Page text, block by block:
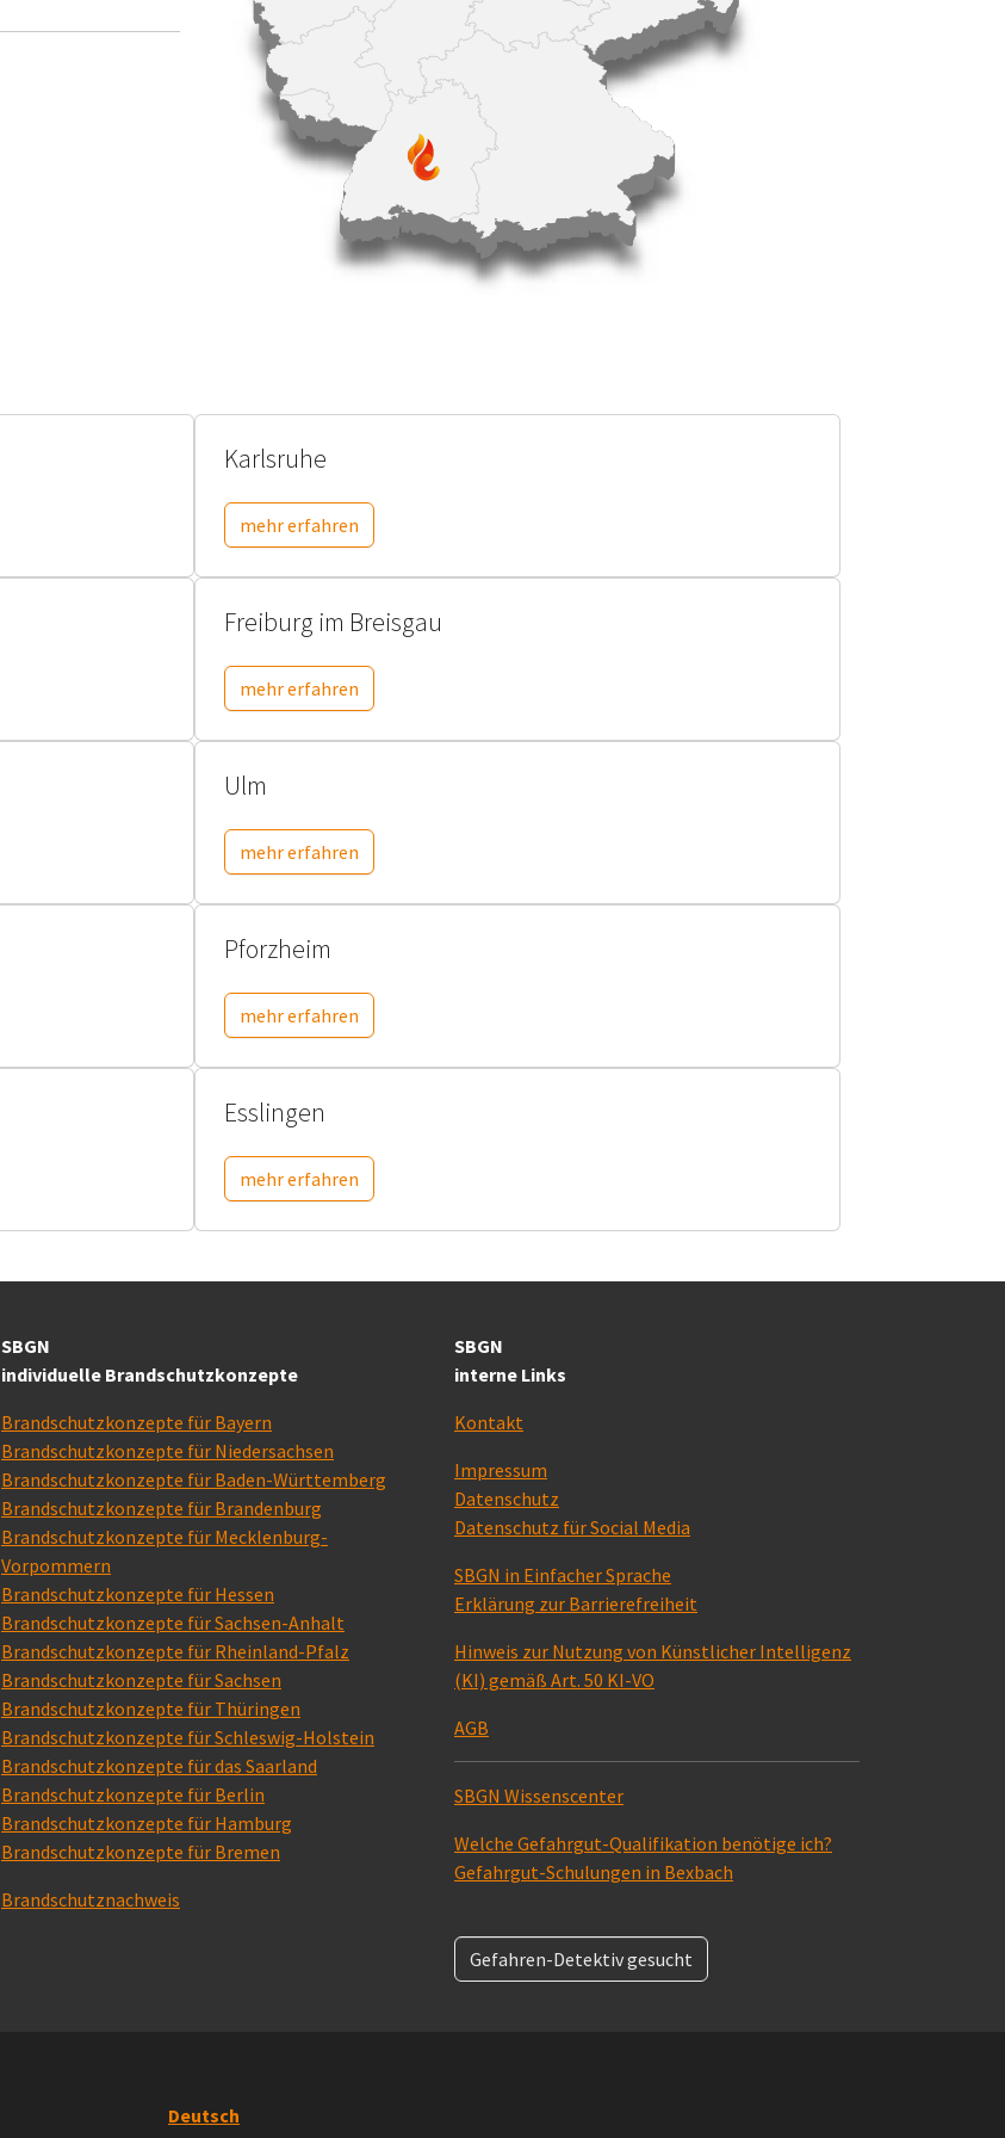
Karlsruhe
mehr erfahren
Freiburg im Breisgau
mehr erfahren
Ulm
mehr erfahren
Pforzheim
mehr erfahren
Esslingen
mehr erfahren
SBGN
individuelle Brandschutzkonzepte
Brandschutzkonzepte für Bayern
Brandschutzkonzepte für Niedersachsen
Brandschutzkonzepte für Baden-Württemberg
Brandschutzkonzepte für Brandenburg
Brandschutzkonzepte für Mecklenburg-
Vorpommern
Brandschutzkonzepte für Hessen
Brandschutzkonzepte für Sachsen-Anhalt
Brandschutzkonzepte für Rheinland-Pfalz
Brandschutzkonzepte für Sachsen
Brandschutzkonzepte für Thüringen
Brandschutzkonzepte für Schleswig-Holstein
Brandschutzkonzepte für das Saarland
Brandschutzkonzepte für Berlin
Brandschutzkonzepte für Hamburg
Brandschutzkonzepte für Bremen
Brandschutznachweis
SBGN
interne Links
Kontakt
Impressum
Datenschutz
Datenschutz für Social Media
SBGN in Einfacher Sprache
Erklärung zur Barrierefreiheit
Hinweis zur Nutzung von Künstlicher Intelligenz
(KI) gemäß Art. 50 KI-VO
AGB
SBGN Wissenscenter
Welche Gefahrgut-Qualifikation benötige ich?
Gefahrgut-Schulungen in Bexbach
Gefahren-Detektiv gesucht
Deutsch